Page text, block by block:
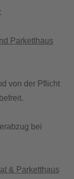
Parketthaus
von der Pflicht
bei
& Parketthaus